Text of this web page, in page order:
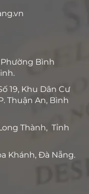
Phường Bình
19, Khu Dân Cư
Thuận An, Bình
Thành, Tỉnh
Khánh, Đà Nẵng.